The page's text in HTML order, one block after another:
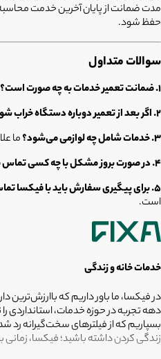
مدت ضمانت از پایان آخرین خدمت
حفظ شود.
سوالات متداول
۱. ضمانت تعمیر خدمات به چه صورت است؟
۲. اگر بعد از تعمیر دوباره دستگاه خراب شود چه می‌شود؟
۳. خدمات شامل چه لوازمی می‌شود؟
ما
۴. در صورت بروز مشکل با چه کسی تماس بگیرم؟
۵. برای پیگیری سفارش باید با فیکسا تماس بگیرم یا ۱۶۹۹؟
است.
خدمات خانه و زندگی
در فیکسا، ما باور داریم که
دهه تجربه در حوزه خدمات،
بسپاریم که از فیلترهای سخت‌گیرانه
زندگی کردن داشته باشید؛ فیکسا، زمانی